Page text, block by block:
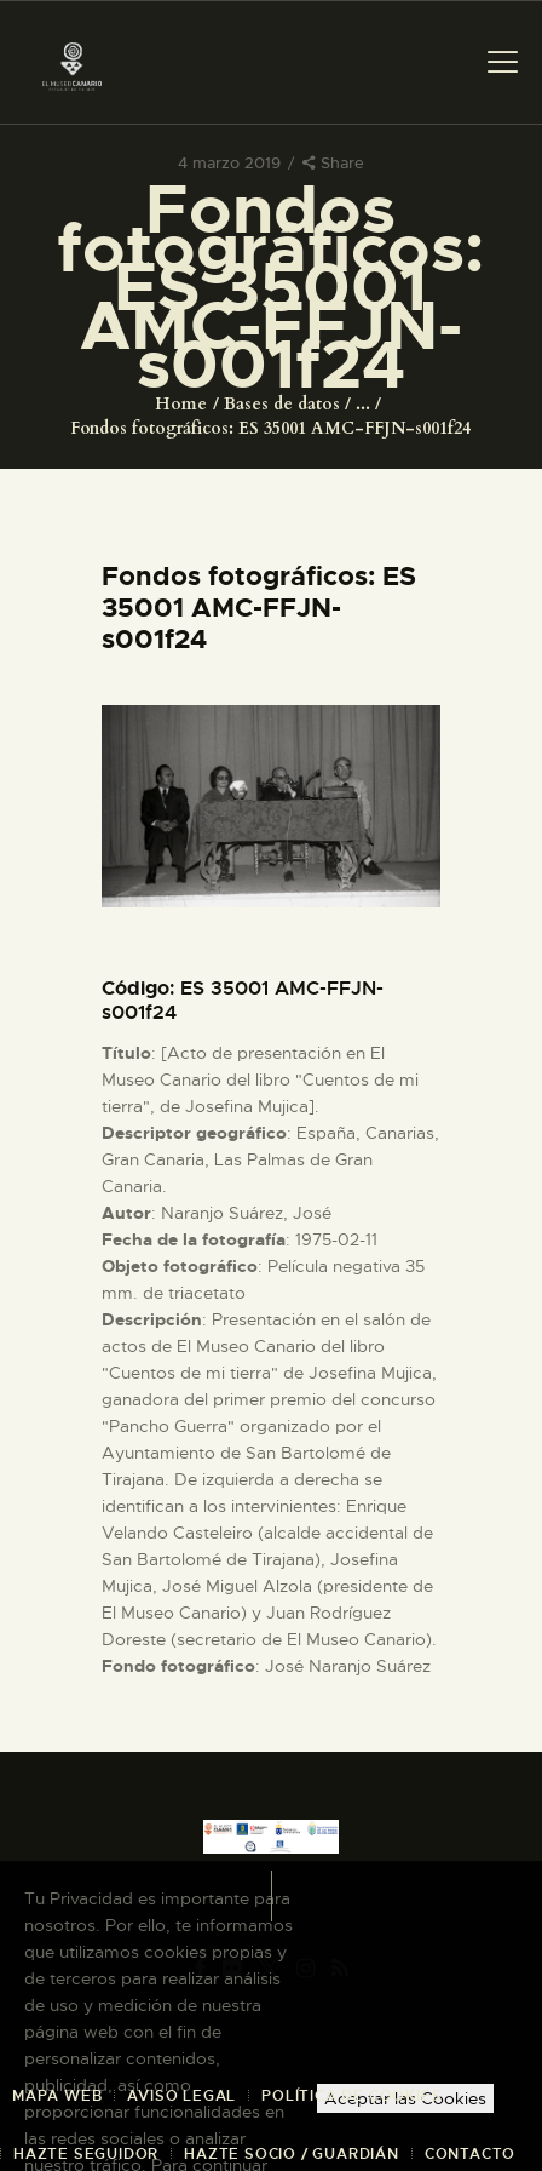
4 marzo 2019 Share
Fondos
fotográficos:
ES 35001
AMC-FFJN-
s001f24
Home Bases de datos
...
Fondos fotográficos: ES 35001 AMC-FFJN-s001f24
PREPARAR LA VISITA
ACTIVIDADES
█
EL MUSEO
DIDÁCTICA
ESPAÑOL
PREPARAR LA VISITA
ACTIVIDADES
COLECCIONES
DIDÁCTICA
ESPAÑOL
Fondos fotográficos: ES
35001 AMC-FFJN-
s001f24
Código: ES 35001 AMC-FFJN-
s001f24
Título: [Acto de presentación en El
Museo Canario del libro "Cuentos de mi
tierra", de Josefina Mujica].
Descriptor geográfico: España, Canarias,
Gran Canaria, Las Palmas de Gran
Canaria.
Autor: Naranjo Suárez, José
Fecha de la fotografía: 1975-02-11
Objeto fotográfico: Película negativa 35
mm. de triacetato
Descripción: Presentación en el salón de
actos de El Museo Canario del libro
"Cuentos de mi tierra" de Josefina Mujica,
ganadora del primer premio del concurso
"Pancho Guerra" organizado por el
Ayuntamiento de San Bartolomé de
Tirajana. De izquierda a derecha se
identifican a los intervinientes: Enrique
Velando Casteleiro (alcalde accidental de
San Bartolomé de Tirajana), Josefina
Mujica, José Miguel Alzola (presidente de
El Museo Canario) y Juan Rodríguez
Doreste (secretario de El Museo Canario).
Fondo fotográfico: José Naranjo Suárez
MAPA WEB AVISO LEGAL POLÍTICA DE COOKIES
HAZTE SEGUIDOR HAZTE SOCIO / GUARDIÁN CONTACTO
Tu Privacidad es importante para
nosotros. Por ello, te informamos
que utilizamos cookies propias y
de terceros para realizar análisis
de uso y medición de nuestra
página web con el fin de
personalizar contenidos,
publicidad, así como
proporcionar funcionalidades en
las redes sociales o analizar
nuestro tráfico. Para continuar
Aceptar las Cookies